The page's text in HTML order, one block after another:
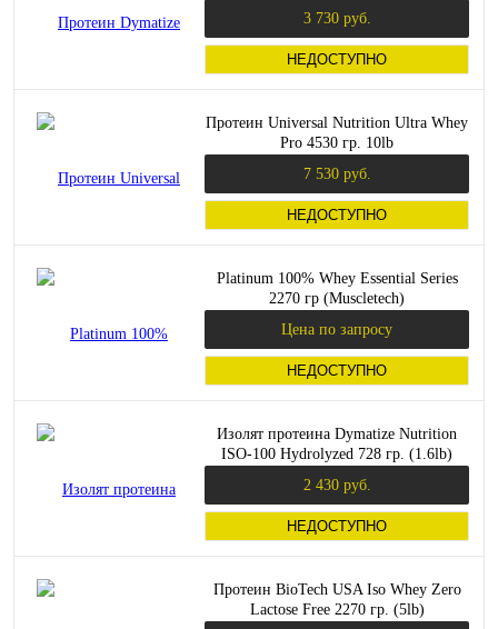
3 730 руб.
НЕДОСТУПНО
Протеин Universal Nutrition Ultra Whey
Pro 4530 гр. 10lb
7 530 руб.
НЕДОСТУПНО
Platinum 100% Whey Essential Series
2270 гр (Muscletech)
Цена по запросу
НЕДОСТУПНО
Изолят протеина Dymatize Nutrition
ISO-100 Hydrolyzed 728 гр. (1.6lb)
2 430 руб.
НЕДОСТУПНО
Протеин BioTech USA Iso Whey Zero
Lactose Free 2270 гр. (5lb)